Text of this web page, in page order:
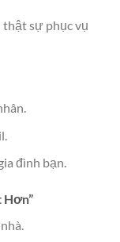
thật sự phục vụ
đình bạn.
Hơn”